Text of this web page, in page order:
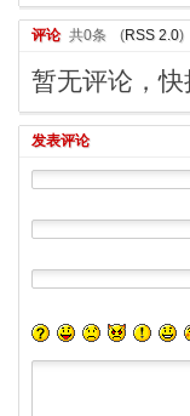
评论 共0条 (RSS 2.0)
暂无评论，快
发表评论